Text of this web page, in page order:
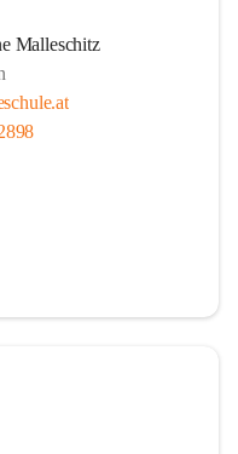
Malleschitz